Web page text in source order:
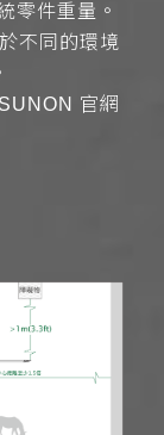
零件重量。
不同的環境
官網